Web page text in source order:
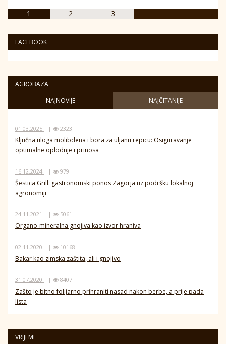
1 2 3
FACEBOOK
AGROBAZA
NAJNOVIJE
NAJČITANIJE
01.03.2025. | 2323
Ključna uloga molibdena i bora za uljanu repicu: Osiguravanje
optimalne oplodnje i prinosa
16.12.2024. | 979
Šestica Grill: gastronomski ponos Zagorja uz podršku lokalnoj
agronomiji
24.11.2021. | 5061
Organo-mineralna gnojiva kao izvor hraniva
02.11.2020. | 10168
Bakar kao zimska zaštita, ali i gnojivo
31.07.2020. | 8407
Zašto je bitno folijarno prihraniti nasad nakon berbe, a prije pada
lista
VRIJEME